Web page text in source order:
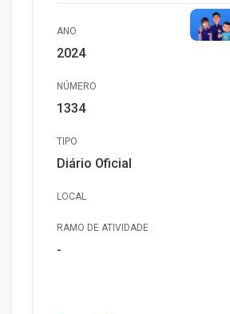
ANO
2024
NÚMERO
1334
TIPO
Diário Oficial
LOCAL
RAMO DE ATIVIDADE
-